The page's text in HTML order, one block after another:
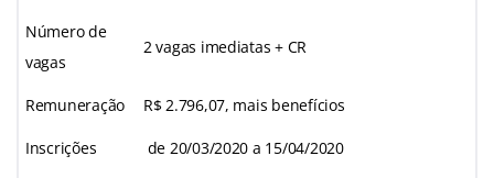
Número de
vagas
2 vagas imediatas + CR
Remuneração R$ 2.796,07, mais benefícios
Inscrições de 20/03/2020 a 15/04/2020